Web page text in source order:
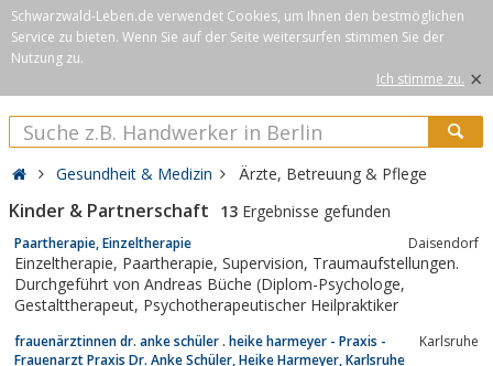
Schwarzwald-Leben.de verwendet Cookies, um Ihnen den bestmöglichen
Service zu bieten. Wenn Sie auf der Seite weitersurfen stimmen Sie der
Nutzung zu.
Ich stimme zu. ×
Gesundheit & Medizin Ärzte, Betreuung & Pflege
Kinder & Partnerschaft 13 Ergebnisse gefunden
Paartherapie, Einzeltherapie Daisendorf
Einzeltherapie, Paartherapie, Supervision, Traumaufstellungen.
Durchgeführt von Andreas Büche (Diplom-Psychologe,
Gestalttherapeut, Psychotherapeutischer Heilpraktiker
frauenärztinnen dr. anke schüler . heike harmeyer - Praxis -
Frauenarzt Praxis Dr. Anke Schüler, Heike Harmeyer, Karlsruhe
Karlsruhe